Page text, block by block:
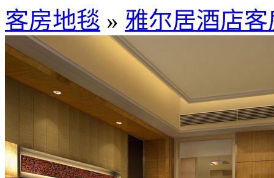
客房地毯 » 雅尔居酒店客